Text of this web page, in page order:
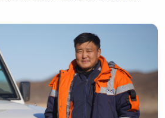
сэтгэгдлээ хуваалцлаа.